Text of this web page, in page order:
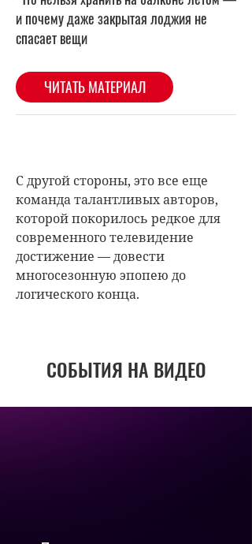
С другой стороны, это все еще
команда талантливых авторов,
которой покорилось редкое для
современного телевидение
достижение — довести
многосезонную эпопею до
логического конца.
СОБЫТИЯ НА ВИДЕО